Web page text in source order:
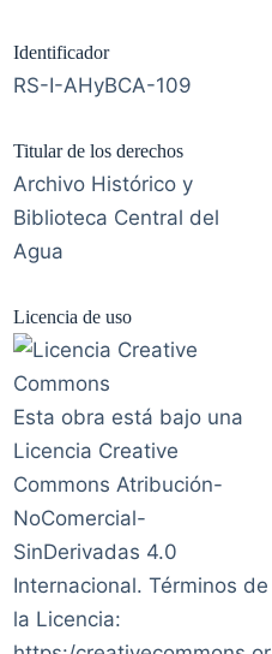
Identificador
RS-I-AHyBCA-109
Titular de los derechos
Archivo Histórico y
Biblioteca Central del
Agua
Licencia de uso
Esta obra está bajo una
Licencia Creative
Commons Atribución-
NoComercial-
SinDerivadas 4.0
Internacional. Términos de
la Licencia: